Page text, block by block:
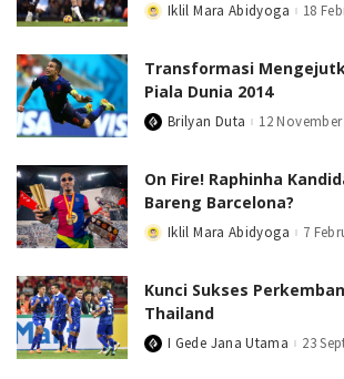
PostedIklil Mara Abidyoga 18
Transformasi
Piala Dunia 2014
PostedBrilyan Duta 12 November
On Fire! Raphinha
Bareng Barcelona?
PostedIklil Mara Abidyoga 7
Kunci Sukses
Thailand
PostedI Gede Jana Utama 23